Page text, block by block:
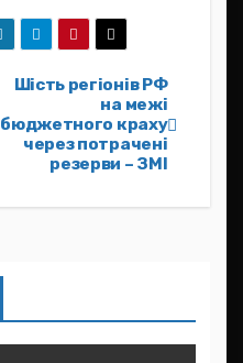
Шість регіонів РФ
на межі
бюджетного краху
через потрачені
резерви – ЗМІ